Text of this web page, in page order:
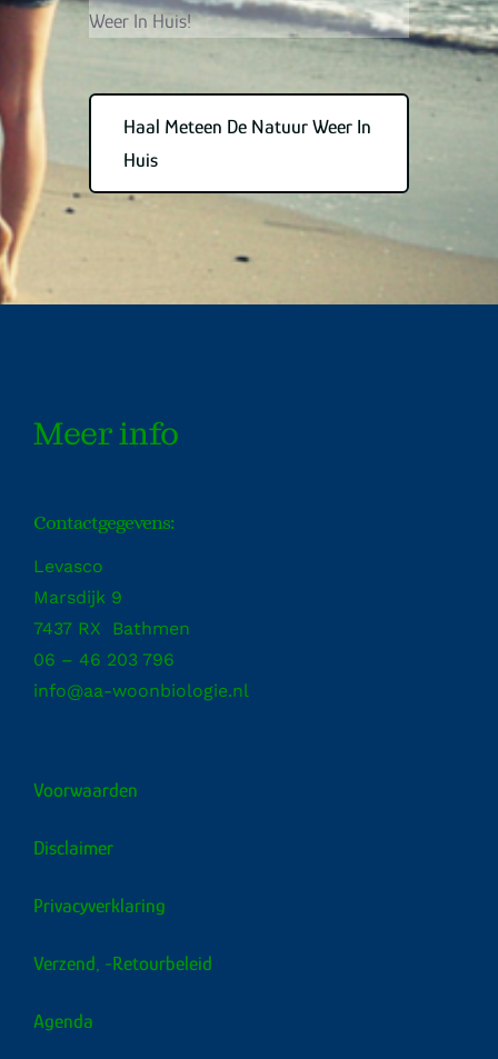
Weer In Huis!
Haal Meteen De Natuur Weer In
Huis
Meer info
Contactgegevens:
Levasco
Marsdijk 9
7437 RX Bathmen
06 – 46 203 796
info@aa-woonbiologie.nl
Voorwaarden
Disclaimer
Privacyverklaring
Verzend, -retourbeleid
Agenda